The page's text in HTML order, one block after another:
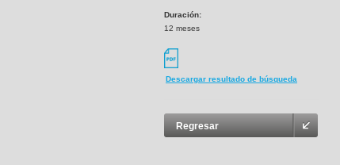
Duración:
12 meses
Descargar resultado de búsqueda
Regresar